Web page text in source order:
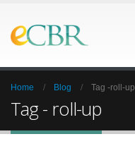
Home Blog Tag -roll-up
Tag - roll-up